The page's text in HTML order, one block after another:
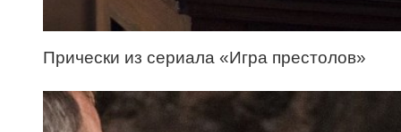
Прически из сериала «Игра престолов»